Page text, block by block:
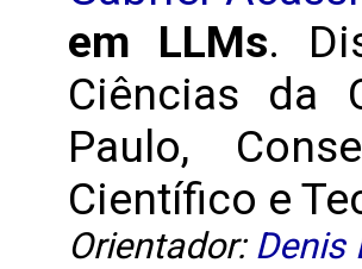
em LLMs.
Ciências da
Paulo,
Científico e
Orientador: Denis